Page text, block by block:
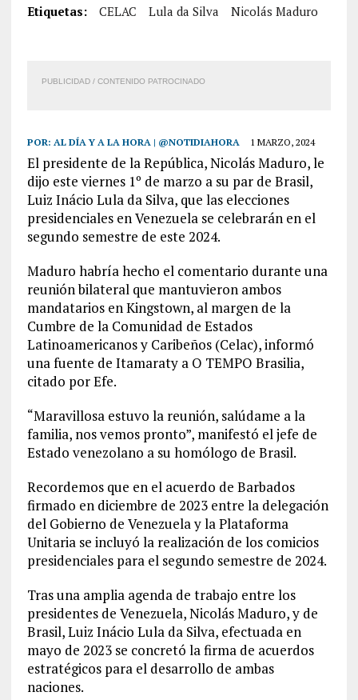
Etiquetas: CELAC Lula da Silva Nicolás Maduro
PUBLICIDAD / CONTENIDO PATROCINADO
POR: AL DÍA Y A LA HORA | @NOTIDIAHORA 1 MARZO, 2024
El presidente de la República, Nicolás Maduro, le
dijo este viernes 1º de marzo a su par de Brasil,
Luiz Inácio Lula da Silva, que las elecciones
presidenciales en Venezuela se celebrarán en el
segundo semestre de este 2024.
Maduro habría hecho el comentario durante una
reunión bilateral que mantuvieron ambos
mandatarios en Kingstown, al margen de la
Cumbre de la Comunidad de Estados
Latinoamericanos y Caribeños (Celac), informó
una fuente de Itamaraty a O TEMPO Brasilia,
citado por Efe.
“Maravillosa estuvo la reunión, salúdame a la
familia, nos vemos pronto”, manifestó el jefe de
Estado venezolano a su homólogo de Brasil.
Recordemos que en el acuerdo de Barbados
firmado en diciembre de 2023 entre la delegación
del Gobierno de Venezuela y la Plataforma
Unitaria se incluyó la realización de los comicios
presidenciales para el segundo semestre de 2024.
Tras una amplia agenda de trabajo entre los
presidentes de Venezuela, Nicolás Maduro, y de
Brasil, Luiz Inácio Lula da Silva, efectuada en
mayo de 2023 se concretó la firma de acuerdos
estratégicos para el desarrollo de ambas
naciones.